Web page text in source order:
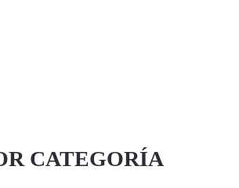
CATEGORÍA